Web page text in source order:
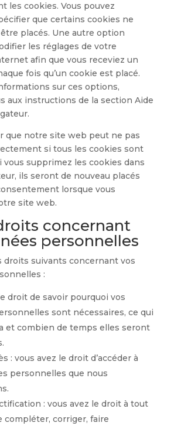
les cookies. Vous pouvez
que certains cookies ne
placés. Une autre option
les réglages de votre
afin que vous receviez un
fois qu’un cookie est placé.
sur ces options,
aux instructions de la section Aide
que notre site web peut ne pas
si tous les cookies sont
vous supprimez les cookies dans
ils seront de nouveau placés
lorsque vous
site web.
concernant
personnelles
droits suivants concernant vos
:
droit de savoir pourquoi vos
sont nécessaires, ce qui
et combien de temps elles seront
: vous avez le droit d’accéder à
personnelles que nous
: vous avez le droit à tout
compléter, corriger, faire